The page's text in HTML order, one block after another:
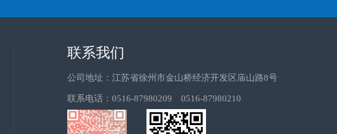
联系我们
公司地址：江苏省徐州市金山桥经济开发区庙山路8号
联系电话：0516-87980209 0516-87980210